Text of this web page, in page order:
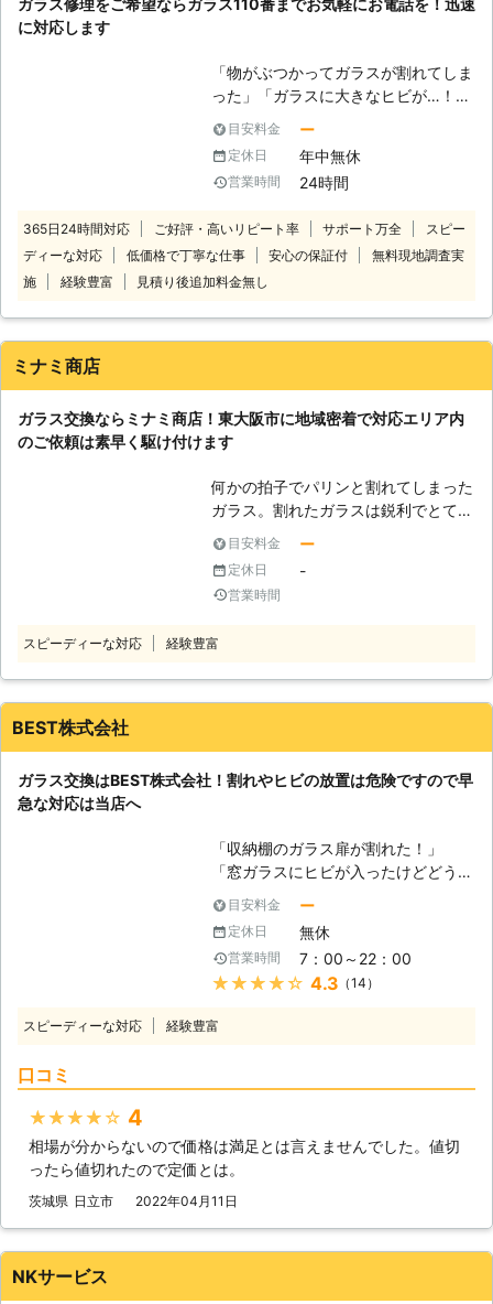
全無料】 もちろん、お値段のご心配
ん。「ガラス交換って高いって聞いた
けど…」とお悩みのお客様も、まずは
フリーダイヤル(0120-830-863)から
お問合せください。スピーディーにご
対応させていただきます。是非この機
会に、当社へガラス工事をご用命くだ
に対応します
「物がぶつかってガラスが割れてしま
った」「ガラスに大きなヒビが…！」
このようなガラスに関してのトラブル
に対応！ 強化ガラスからデザインガ
ラスまで、どのようなガラスであろう
とお任せください。 ガラス110番は、
おります。そのため各現地スタッフが
お客様の困ったを解決し、快適な生活
ができるように全力サポート！ ガラ
ラスへの交換まで、ガラスのことで何
でなく、店舗や医院、学校、企業など
のお客様にもご利用いただいておりま
す！ ガラス110番に提携している加盟
可能です。 他社のガラス業者に断ら
れた際も、ぜひガラス110番を活用く
ださい。 お客様の満足いただける仕
ッフ一同努めさせていただいておりま
す。 24時間365日年中無休で電話受
い早朝や深夜などの時間帯でもお気軽
目安料金 ー
定休日 年中無休
営業時間 24時間
365日24時間対応 ご好評・高いリピート率 サポート万全
スピー
ディーな対応
低価格で丁寧な仕事 安心の保証付
無料現地調査実
施
経験豊富 見積り後追加料金無し
ミナミ商店
ガラス交換ならミナミ商店！東大阪市に地域密着で対応エリア内
のご依頼は素早く駆け付けます
何かの拍子でパリンと割れてしまった
ガラス。割れたガラスは鋭利でとても
危険で、誤って触ってしまった場合に
怪我をしてしまう恐れがある物なので
す。そのため割れてしまったガラスは
放置をしないで、すぐに交換をしなく
換はお客様自身がおこなうことは手を
対応エリア内のガラス修理・交換はお
いるご家庭ですと、誤ってガラス触れ
てしまい怪我につながる危険があるの
で、素早く修理・交換してほしいもの
ですよね。 ミナミ商店は大阪府に地
域密着している専門業者です。そのた
めこのエリアの地理には詳しく、抜け
道や最短ルートを把握しております。
予約の状況次第にもよりますが、でき
な解決はぜひ、弊社をご利用ください
対応可能でお客様の要望に応えます
窓ガラスが割れてしまったお客様です
と、再度割れてしまうことは避けたい
ですよね。お子さんのいるご家庭です
と、ガラスの割れによるケガが心配で
す。そのため次に付ける窓ガラスは、
は通常のガラスよりも丈夫な防犯用の
目安料金 ー
定休日 -
営業時間
スピーディーな対応 経験豊富
BEST株式会社
ガラス交換はBEST株式会社！割れやヒビの放置は危険ですので早
急な対応は当店へ
「収納棚のガラス扉が割れた！」
「窓ガラスにヒビが入ったけどどうし
よう」 「玄関のガラスが割れて防犯
上心配」 このようにガラスでのお困
りごとならBEST株式会社にお任せく
ださい！当店はお客様の「生活インフ
ラを整える仕事」として、全国でガラ
います。全国にスタッフがいるため、
対応することが大切です。「ガラスが
割れた」「ガラスにヒビが入ってしま
った」そんなときには、まずは当店に
目安料金 ー
定休日 無休
営業時間 7：00～22：00
★★★★★ 4.3 （14）
スピーディーな対応 経験豊富
口コミ
★★★★★ 4
相場が分からないので価格は満足とは言えませんでした。値切
ったら値切れたので定価とは。
茨城県 日立市 2022年04月11日
NKサービス